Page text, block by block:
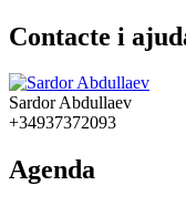
Contacte i
Sardor Abdullaev
+34937372093
Agenda